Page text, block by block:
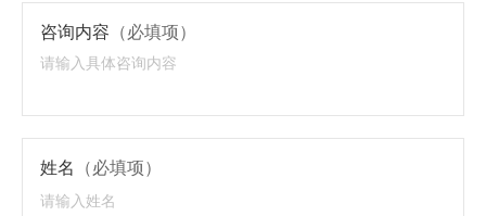
咨询内容 （必填项）
姓名 （必填项）